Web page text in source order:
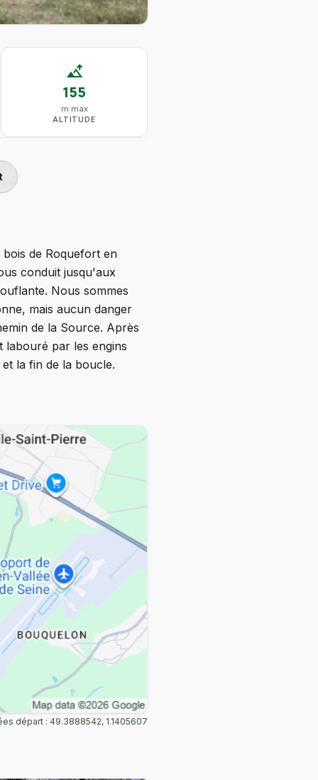
altitude
155
m max
ALTITUDE
de Roquefort en
conduit jusqu'aux
Nous sommes
mais aucun danger
de la Source. Après
labouré par les engins
la fin de la boucle.
départ : 49.3888542, 1.1405607